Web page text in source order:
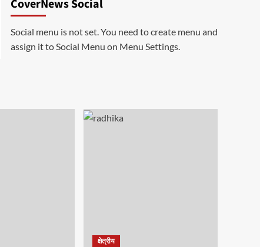
CoverNews Social
Social menu is not set. You need to create menu and
assign it to Social Menu on Menu Settings.
क्षेत्रीय